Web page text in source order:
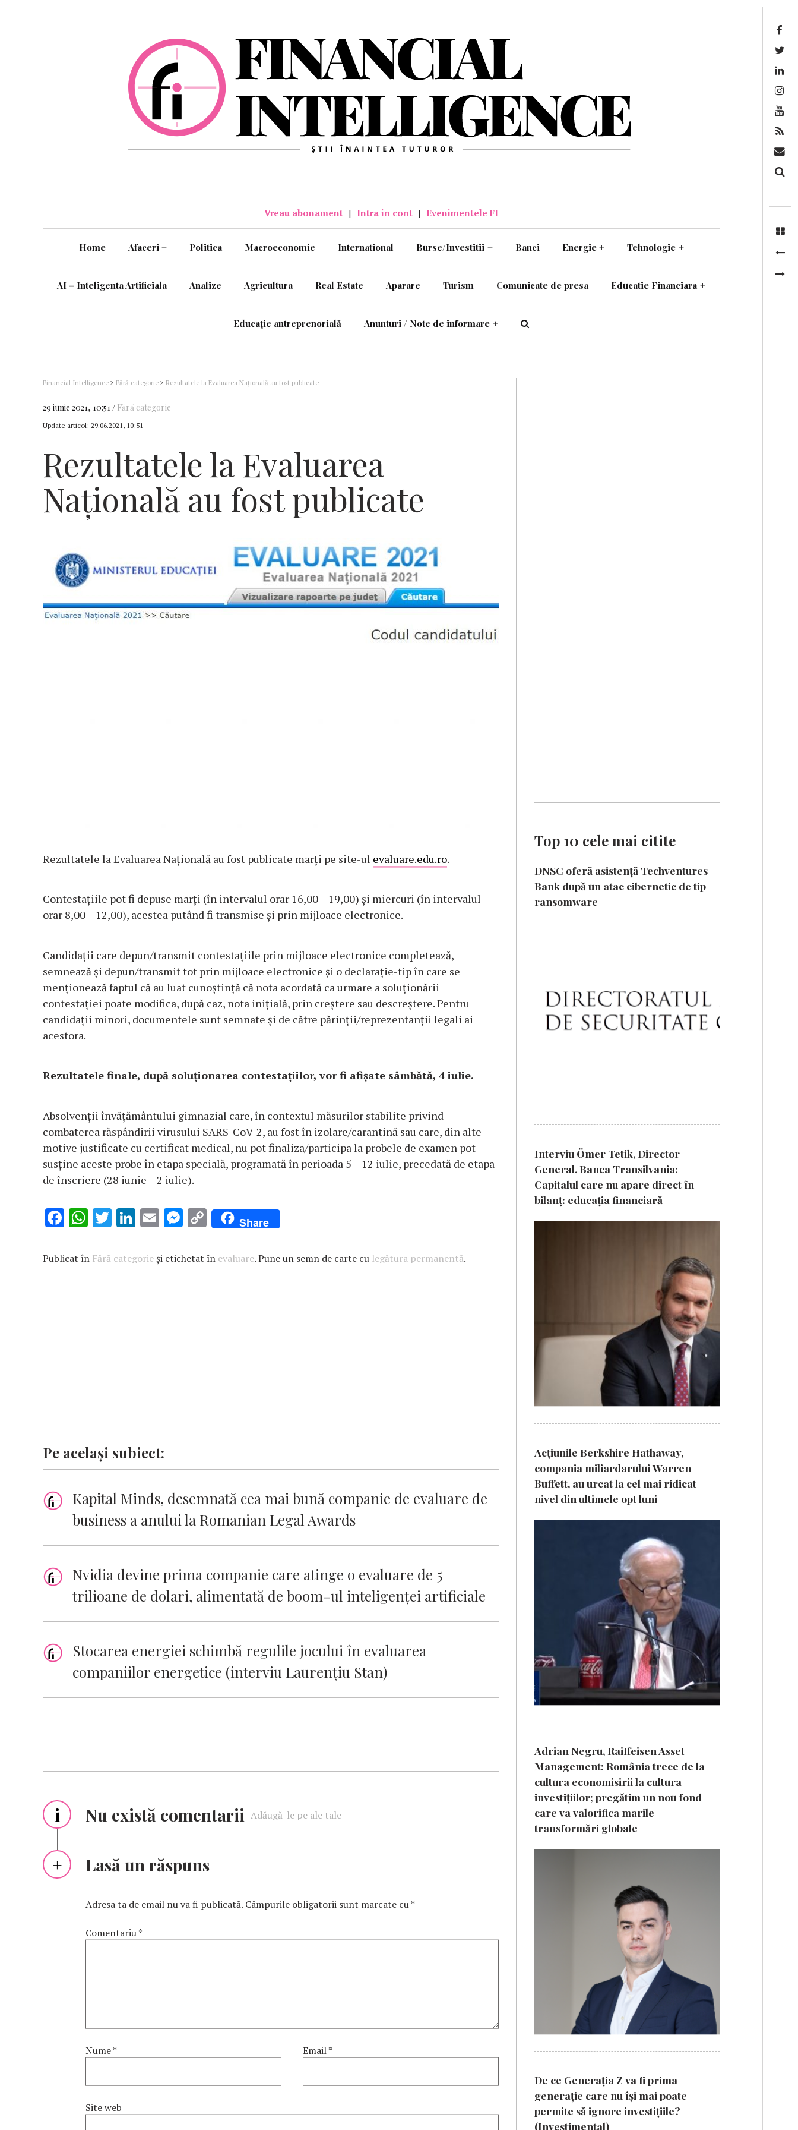
Vreau abonament | Intra in cont | Evenimentele FI
Home Afaceri + Politica Macroeconomie International Burse/Investitii + Banci Energie + Tehnologie +
AI – Inteligenta Artificiala Analize Agricultura Real Estate Aparare Turism Comunicate de presa Educatie Financiara +
Educație antreprenorială Anunturi / Note de informare +
Financial Intelligence > Fără categorie > Rezultatele la Evaluarea Naţională au fost publicate
29 iunie 2021, 10:51 Fără categorie
Update articol: 29.06.2021, 10:51
Rezultatele la Evaluarea
Naţională au fost publicate
Rezultatele la Evaluarea Naţională au fost publicate marţi pe site-ul evaluare.edu.ro.
Contestaţiile pot fi depuse marţi (în intervalul orar 16,00 – 19,00) şi miercuri (în intervalul
orar 8,00 – 12,00), acestea putând fi transmise şi prin mijloace electronice.
Candidaţii care depun/transmit contestaţiile prin mijloace electronice completează,
semnează şi depun/transmit tot prin mijloace electronice şi o declaraţie-tip în care se
menţionează faptul că au luat cunoştinţă că nota acordată ca urmare a soluţionării
contestaţiei poate modifica, după caz, nota iniţială, prin creştere sau descreştere. Pentru
candidaţii minori, documentele sunt semnate şi de către părinţii/reprezentanţii legali ai
acestora.
Rezultatele finale, după soluţionarea contestaţiilor, vor fi afişate sâmbătă, 4 iulie.
Absolvenţii învăţământului gimnazial care, în contextul măsurilor stabilite privind
combaterea răspândirii virusului SARS-CoV-2, au fost în izolare/carantină sau care, din alte
motive justificate cu certificat medical, nu pot finaliza/participa la probele de examen pot
susţine aceste probe în etapa specială, programată în perioada 5 – 12 iulie, precedată de etapa
de înscriere (28 iunie – 2 iulie).
F
e
W
at
T
it
Li
k
E
ai
M
se
C
o
p
Share
Publicat în Fără categorieși etichetat în evaluare. Pune un semn de carte cu legătura permanentă.
Pe același subiect:
Kapital Minds, desemnată cea mai bună companie de evaluare de
business a anului la Romanian Legal Awards
Nvidia devine prima companie care atinge o evaluare de 5
trilioane de dolari, alimentată de boom-ul inteligenței artificiale
Stocarea energiei schimbă regulile jocului în evaluarea
companiilor energetice (interviu Laurențiu Stan)
i Nu există comentarii Adăugă-le pe ale tale
Lasă un răspuns
Adresa ta de email nu va fi publicată. Câmpurile obligatorii sunt marcate cu*
Comentariu*
Nume* Email*
Site web
Top 10 cele mai citite
DNSC oferă asistență Techventures
Bank după un atac cibernetic de tip
ransomware
Interviu Ömer Tetik, Director
General, Banca Transilvania:
Capitalul care nu apare direct în
bilanț: educația financiară
Acțiunile Berkshire Hathaway,
compania miliardarului Warren
Buffett, au urcat la cel mai ridicat
nivel din ultimele opt luni
Adrian Negru, Raiffeisen Asset
Management: România trece de la
cultura economisirii la cultura
investițiilor; pregătim un nou fond
care va valorifica marile
transformări globale
De ce Generația Z va fi prima
generație care nu își mai poate
permite să ignore investițiile?
(Investimental)